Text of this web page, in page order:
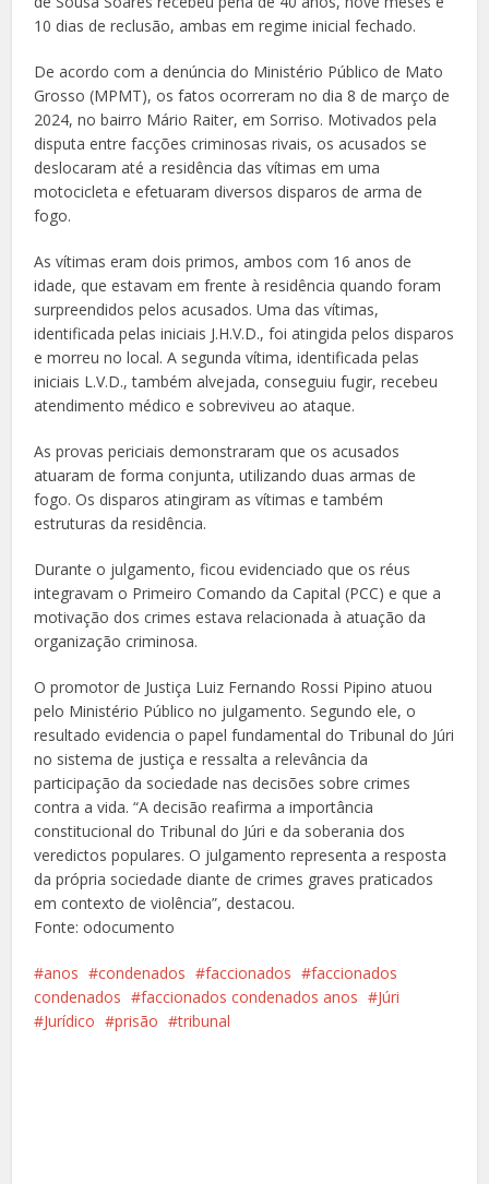
10 dias de reclusão, ambas em regime inicial fechado.
De acordo com a denúncia do Ministério Público de Mato
Grosso (MPMT), os fatos ocorreram no dia 8 de março de
2024, no bairro Mário Raiter, em Sorriso. Motivados pela
disputa entre facções criminosas rivais, os acusados se
deslocaram até a residência das vítimas em uma
motocicleta e efetuaram diversos disparos de arma de
fogo.
As vítimas eram dois primos, ambos com 16 anos de
idade, que estavam em frente à residência quando foram
surpreendidos pelos acusados. Uma das vítimas,
identificada pelas iniciais J.H.V.D., foi atingida pelos disparos
e morreu no local. A segunda vítima, identificada pelas
iniciais L.V.D., também alvejada, conseguiu fugir, recebeu
atendimento médico e sobreviveu ao ataque.
As provas periciais demonstraram que os acusados
atuaram de forma conjunta, utilizando duas armas de
fogo. Os disparos atingiram as vítimas e também
estruturas da residência.
Durante o julgamento, ficou evidenciado que os réus
integravam o Primeiro Comando da Capital (PCC) e que a
motivação dos crimes estava relacionada à atuação da
organização criminosa.
O promotor de Justiça Luiz Fernando Rossi Pipino atuou
pelo Ministério Público no julgamento. Segundo ele, o
resultado evidencia o papel fundamental do Tribunal do Júri
no sistema de justiça e ressalta a relevância da
participação da sociedade nas decisões sobre crimes
contra a vida. “A decisão reafirma a importância
constitucional do Tribunal do Júri e da soberania dos
veredictos populares. O julgamento representa a resposta
da própria sociedade diante de crimes graves praticados
em contexto de violência”, destacou.
Fonte: odocumento
anos condenados faccionados
faccionados
condenados
faccionados condenados anos
Júri
Jurídico
prisão tribunal